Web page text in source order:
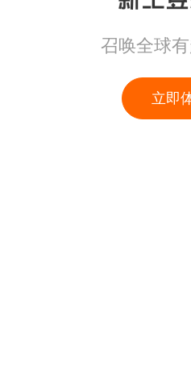
召唤全球
立即